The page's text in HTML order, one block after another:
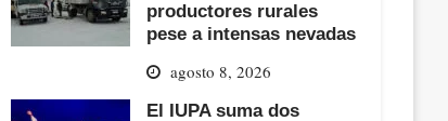
productores rurales
pese a intensas nevadas
agosto 8, 2026
El IUPA suma dos